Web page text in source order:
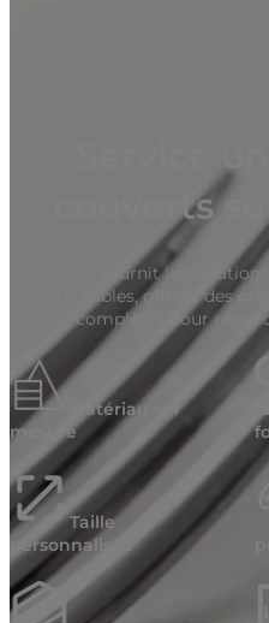
couverts
Mcallen fournit les
rentables, offrant des
complètes pour
Matériau sur
mesure
Taille
personnalisée